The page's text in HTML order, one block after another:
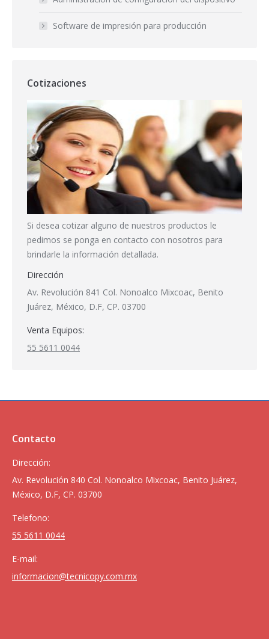
Software de impresión para producción
Cotizaciones
Si desea cotizar alguno de nuestros productos le
pedimos se ponga en contacto con nosotros para
brindarle la información detallada.
Dirección
Av. Revolución 841 Col. Nonoalco Mixcoac, Benito
Juárez, México, D.F, CP. 03700
Venta Equipos:
55 5611 0044
Contacto
Dirección:
Av. Revolución 840 Col. Nonoalco Mixcoac, Benito Juárez,
México, D.F, CP. 03700
Telefono:
55 5611 0044
E-mail:
informacion@tecnicopy.com.mx